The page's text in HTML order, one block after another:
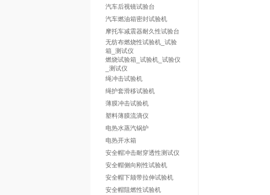
汽车后视镜试验台
汽车燃油箱密封试验机
摩托车减震器耐久性试验台
无纺布燃烧性试验机_试验
箱_测试仪
燃烧试验箱_试验机_试验仪
_测试仪
绳冲击试验机
绳护套滑移试验机
薄膜冲击试验机
塑料薄膜流滴仪
电热水蒸汽锅炉
电热开水箱
安全帽冲击耐穿透性测试仪
安全帽侧向刚性试验机
安全帽下颏带拉伸试验机
安全帽阻燃性试验机